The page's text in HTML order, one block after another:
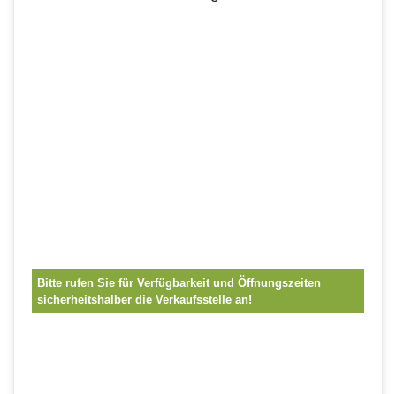
Bitte rufen Sie für Verfügbarkeit und Öffnungszeiten
sicherheitshalber die Verkaufsstelle an!